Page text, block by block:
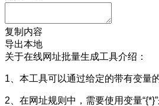
复制内容
导出本地
关于在线网址批量生成工具介绍：
1、本工具可以通过给定的带有变量
2、在网址规则中，需要使用变量